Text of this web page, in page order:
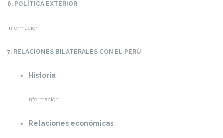
6. POLÍTICA EXTERIOR
Información
7. RELACIONES BILATERALES CON EL PERÚ
Historia
Información
Relaciones económicas